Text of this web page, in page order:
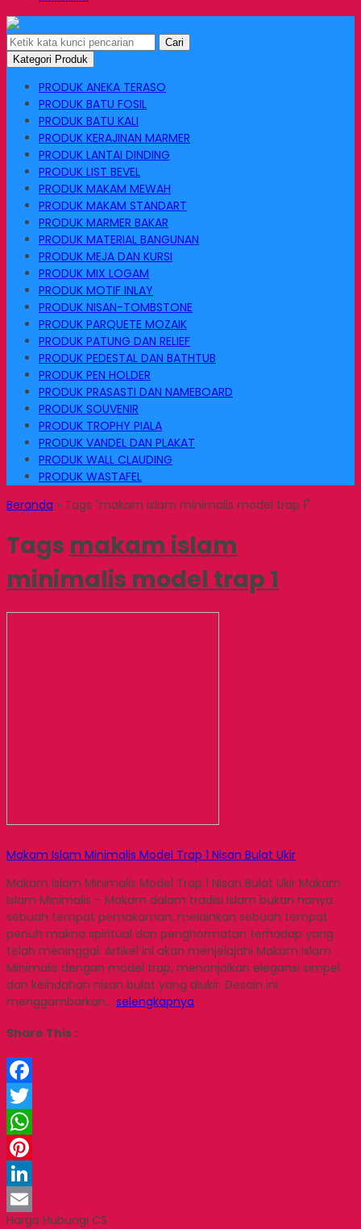
Cari
Kategori Produk
PRODUK ANEKA TERASO
PRODUK BATU FOSIL
PRODUK BATU KALI
PRODUK KERAJINAN MARMER
PRODUK LANTAI DINDING
PRODUK LIST BEVEL
PRODUK MAKAM MEWAH
PRODUK MAKAM STANDART
PRODUK MARMER BAKAR
PRODUK MATERIAL BANGUNAN
PRODUK MEJA DAN KURSI
PRODUK MIX LOGAM
PRODUK MOTIF INLAY
PRODUK NISAN-TOMBSTONE
PRODUK PARQUETE MOZAIK
PRODUK PATUNG DAN RELIEF
PRODUK PEDESTAL DAN BATHTUB
PRODUK PEN HOLDER
PRODUK PRASASTI DAN NAMEBOARD
PRODUK SOUVENIR
PRODUK TROPHY PIALA
PRODUK VANDEL DAN PLAKAT
PRODUK WALL CLAUDING
PRODUK WASTAFEL
Beranda » Tags "makam islam minimalis model trap 1"
Tags makam islam
minimalis model trap 1
Makam Islam Minimalis Model Trap 1 Nisan Bulat Ukir
Makam Islam Minimalis Model Trap 1 Nisan Bulat Ukir Makam
Islam Minimalis – Makam dalam tradisi Islam bukan hanya
sebuah tempat pemakaman, melainkan sebuah tempat
penuh makna spiritual dan penghormatan terhadap yang
telah meninggal. Artikel ini akan menjelajahi Makam Islam
Minimalis dengan model trap, menonjolkan elegansi simpel
dan keindahan nisan bulat yang diukir. Desain ini
menggambarkan… selengkapnya
Share This :
Facebook
Twitter
WhatsApp
Pinterest
LinkedIn
Email
Harga Hubungi CS